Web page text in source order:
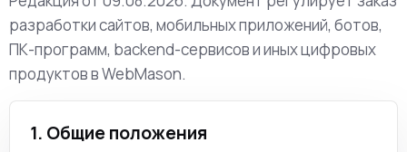
разработки сайтов, мобильных приложений, ботов,
ПК-программ, backend-сервисов и иных цифровых
продуктов в WebMason.
1. Общие положения